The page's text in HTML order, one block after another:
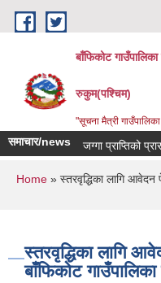
Skip to main content
बाँफिकोट गाउँपालिका
रुकुम(पश्चिम)
"सूचना मैत्री
समाचार/newsजग्गा प्राप्तिको
You are here
Home» स्तरवृद्धिका लागि आवेदन
स्तरवृद्धिका लागि
बाँफिकोट